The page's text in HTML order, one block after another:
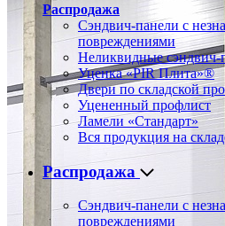
Распродажа
Сэндвич-панели с
повреждениями
Неликвидные сэндвич-
Уценка «PIR Плита»®
Двери по складской
Уцененный профлист
Ламели «Стандарт»
Вся продукция на
Распродажа
Сэндвич-панели с
повреждениями